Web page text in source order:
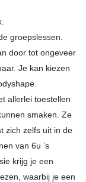
groepslessen.
door tot ongeveer
Je kan kiezen
allerlei toestellen
smaken. Ze
zich zelfs uit in de
van 6u ’s
krijg je een
waarbij je een